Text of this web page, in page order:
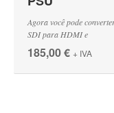
Agora você pode
SDI para HDMI e
185,00 € + IVA